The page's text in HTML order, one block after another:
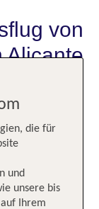
von
Alicante
TUI
hoch im Kurs.
ziehen
Überwintern
zum Baden
die für
und
unsere bis
Ihrem